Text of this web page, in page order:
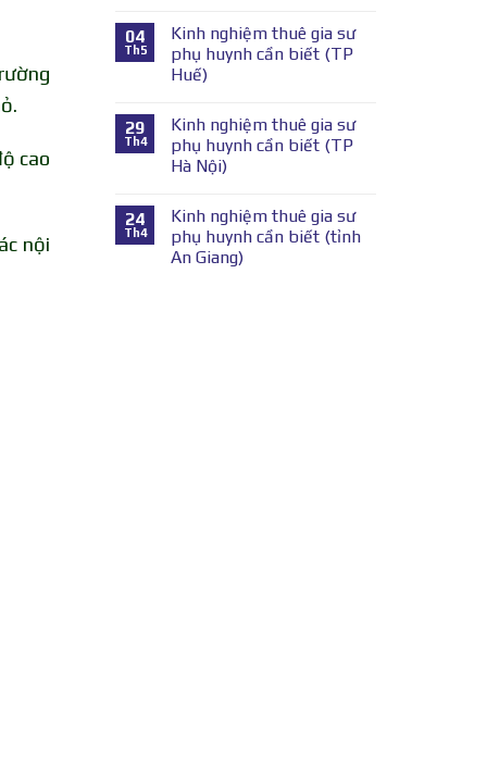
cao
nội
04
Th5
Kinh nghiệm thuê gia sư
phụ huynh cần biết (TP
Huế)
29
Th4
Kinh nghiệm thuê gia sư
phụ huynh cần biết (TP
Hà Nội)
24
Th4
Kinh nghiệm thuê gia sư
phụ huynh cần biết (tỉnh
An Giang)